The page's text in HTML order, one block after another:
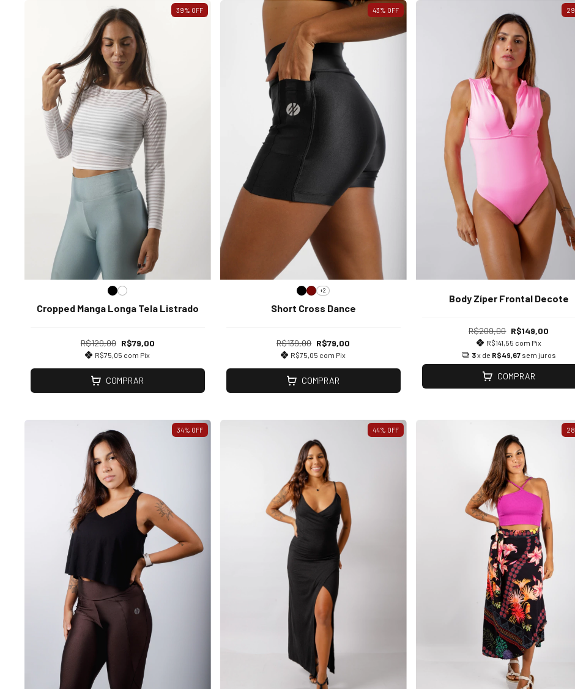
39% OFF
Cropped Manga Longa Tela Listrado
R$129,00 R$79,00
R$75,05 com Pix
COMPRAR
43% OFF
+2
Short Cross Dance
R$139,00 R$79,00
R$75,05 com Pix
COMPRAR
29
Body Zíper Frontal Decote
R$209,00 R$149,00
R$141,55 com Pix
3x de R$49,67 sem juros
COMPRAR
34% OFF 44% OFF 28